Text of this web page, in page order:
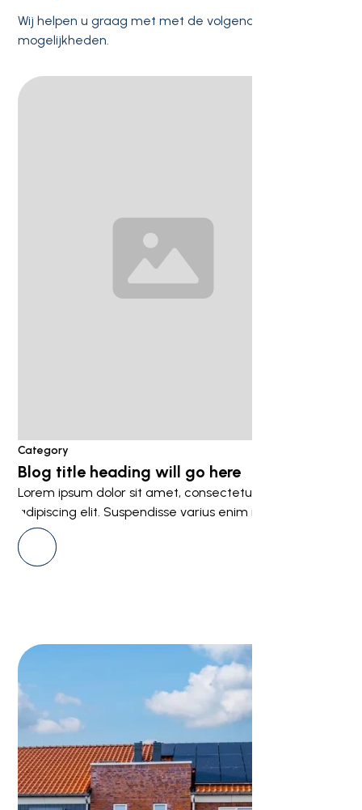
Wij helpen u graag met met de volgende
mogelijkheden.
Category
Blog title heading will go here
Lorem ipsum dolor sit amet, consectetur
adipiscing elit. Suspendisse varius enim in eros.